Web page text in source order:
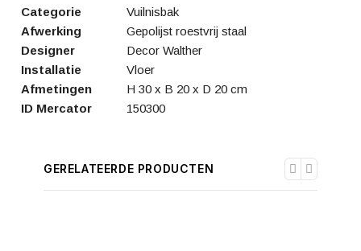
Categorie
Vuilnisbak
Afwerking
Gepolijst roestvrij staal
Designer
Decor Walther
Installatie
Vloer
Afmetingen
H 30 x B 20 x D 20 cm
ID Mercator
150300
GERELATEERDE PRODUCTEN